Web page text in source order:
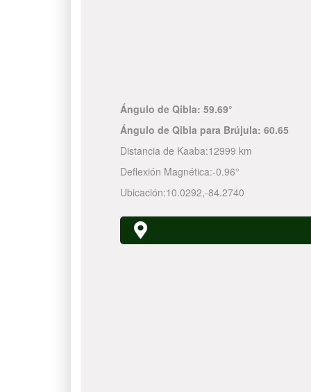
Ángulo de Qibla: 59.69°
Ángulo de Qibla para Brújula: 60.65
Distancia de Kaaba:12999 km
Deflexión Magnética:-0.96°
Ubicación:10.0292,-84.2740